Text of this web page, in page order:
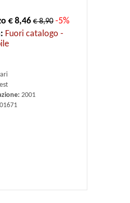
€ 8,46 € 8,90 -5%
Fuori catalogo -
2001